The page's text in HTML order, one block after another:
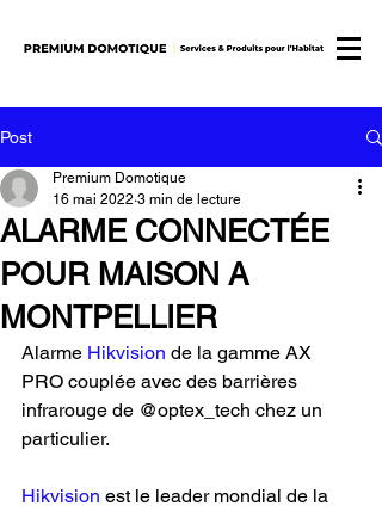
Post
ALARME CONNECTÉE
POUR MAISON A
MONTPELLIER
Premium Domotique
16 mai 2022 3 min de lecture
Alarme Hikvision de la gamme AX
PRO couplée avec des barrières
infrarouge de @optex_tech chez un
particulier.
Hikvision est le leader mondial de la